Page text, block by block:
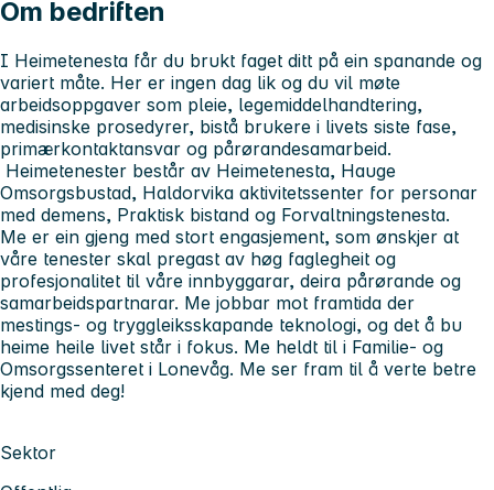
Om bedriften
I Heimetenesta får du brukt faget ditt på ein spanande og
variert måte. Her er ingen dag lik og du vil møte
arbeidsoppgaver som pleie, legemiddelhandtering,
medisinske prosedyrer, bistå brukere i livets siste fase,
primærkontaktansvar og pårørandesamarbeid.
Heimetenester består av Heimetenesta, Hauge
Omsorgsbustad, Haldorvika aktivitetssenter for personar
med demens, Praktisk bistand og Forvaltningstenesta.
Me er ein gjeng med stort engasjement, som ønskjer at
våre tenester skal pregast av høg faglegheit og
profesjonalitet til våre innbyggarar, deira pårørande og
samarbeidspartnarar. Me jobbar mot framtida der
mestings- og tryggleiksskapande teknologi, og det å bu
heime heile livet står i fokus. Me heldt til i Familie- og
Omsorgssenteret i Lonevåg. Me ser fram til å verte betre
kjend med deg!
Sektor